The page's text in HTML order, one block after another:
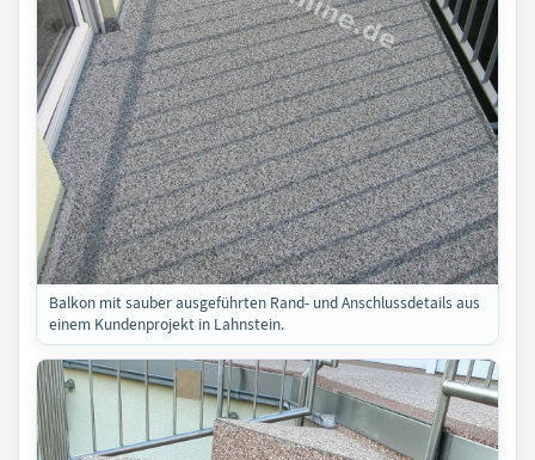
Balkon mit sauber ausgeführten Rand- und Anschlussdetails aus
einem Kundenprojekt in Lahnstein.